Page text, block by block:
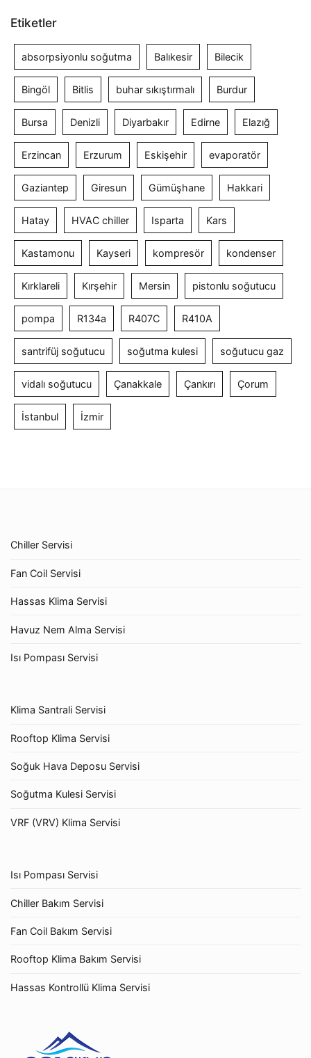
Etiketler
absorpsiyonlu soğutma Balıkesir Bilecik
Bingöl Bitlis buhar sıkıştırmalı Burdur
Bursa Denizli Diyarbakır Edirne Elazığ
Erzincan Erzurum Eskişehir evaporatör
Gaziantep Giresun Gümüşhane Hakkari
Hatay HVAC chiller Isparta Kars
Kastamonu Kayseri kompresör kondenser
Kırklareli Kırşehir Mersin pistonlu soğutucu
pompa R134a R407C R410A
santrifüj soğutucu soğutma kulesi soğutucu gaz
vidalı soğutucu Çanakkale Çankırı Çorum
İstanbul İzmir
Chiller Servisi
Fan Coil Servisi
Hassas Klima Servisi
Havuz Nem Alma Servisi
Isı Pompası Servisi
Klima Santrali Servisi
Rooftop Klima Servisi
Soğuk Hava Deposu Servisi
Soğutma Kulesi Servisi
VRF (VRV) Klima Servisi
Isı Pompası Servisi
Chiller Bakım Servisi
Fan Coil Bakım Servisi
Rooftop Klima Bakım Servisi
Hassas Kontrollü Klima Servisi